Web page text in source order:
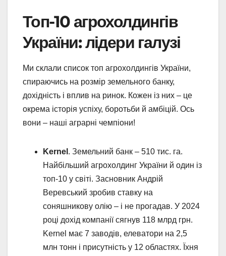
Топ-10 агрохолдингів
України: лідери галузі
Ми склали список топ агрохолдингів України,
спираючись на розмір земельного банку,
дохідність і вплив на ринок. Кожен із них – це
окрема історія успіху, боротьби й амбіцій. Ось
вони – наші аграрні чемпіони!
Kernel . Земельний банк – 510 тис. га.
Найбільший агрохолдинг України й один із
топ-10 у світі. Засновник Андрій
Веревський зробив ставку на
соняшникову олію – і не прогадав. У 2024
році дохід компанії сягнув 118 млрд грн.
Kernel має 7 заводів, елеватори на 2,5
млн тонн і присутність у 12 областях. Їхня